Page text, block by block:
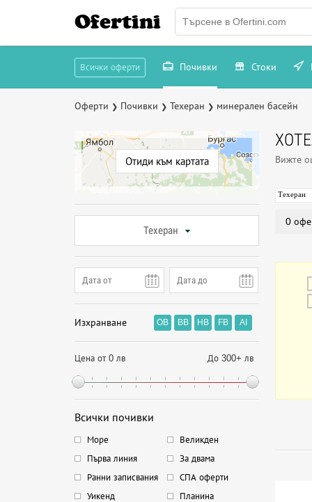
Ofertini
Всички оферти Почивки Стоки
Оферти ❯ Почивки ❯ Техеран ❯ минерален басейн
Отиди към картата
Техеран
Изхранване OB BB HB FB AI
Цена от 0 лв До 300+ лв
Всички почивки
Море
Великден
Първа линия
За двама
Ранни записвания
СПА оферти
Уикенд
Планина
Вижте
Техеран
0